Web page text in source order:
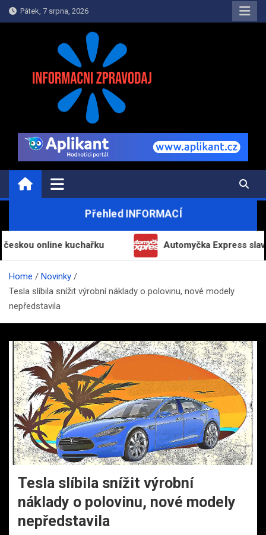
Skip
to
Pátek, 7 srpna, 2026
INFORMAČNÍ-ZPRAVODAJ.CZ
Informace a zpravodajství on-line
Přehled INFORMACÍ
kuchařku Automyčka Express slaví 20 let
Home
Novinky
Tesla slíbila snížit výrobní náklady o polovinu, nové modely
nepředstavila
Tesla slíbila snížit výrobní
náklady o polovinu, nové modely
nepředstavila